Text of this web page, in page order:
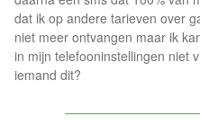
dat ik op andere tarieven over
niet meer ontvangen maar ik
in mijn telefooninstellingen niet
iemand dit?